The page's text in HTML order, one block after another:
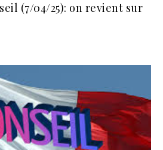
(7/04/25): on revient sur